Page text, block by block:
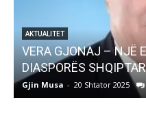
AKTUALITET
Pregaditi Gjin
Gjin Musa - 8 Shtator 2025